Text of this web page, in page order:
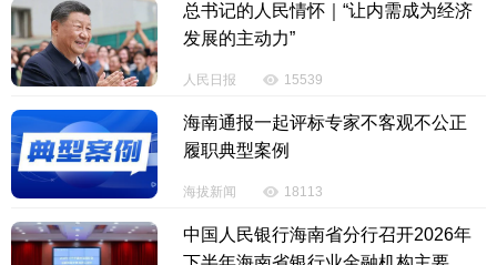
备案。
据长治市政府网站显示，陈向阳，男，汉族，196
总书记的人民情怀｜“让内需成为经济
发展的主动力”
人民日报 15539
海南通报一起评标专家不客观不公正
履职典型案例
海拔新闻 18113
中国人民银行海南省分行召开2026年